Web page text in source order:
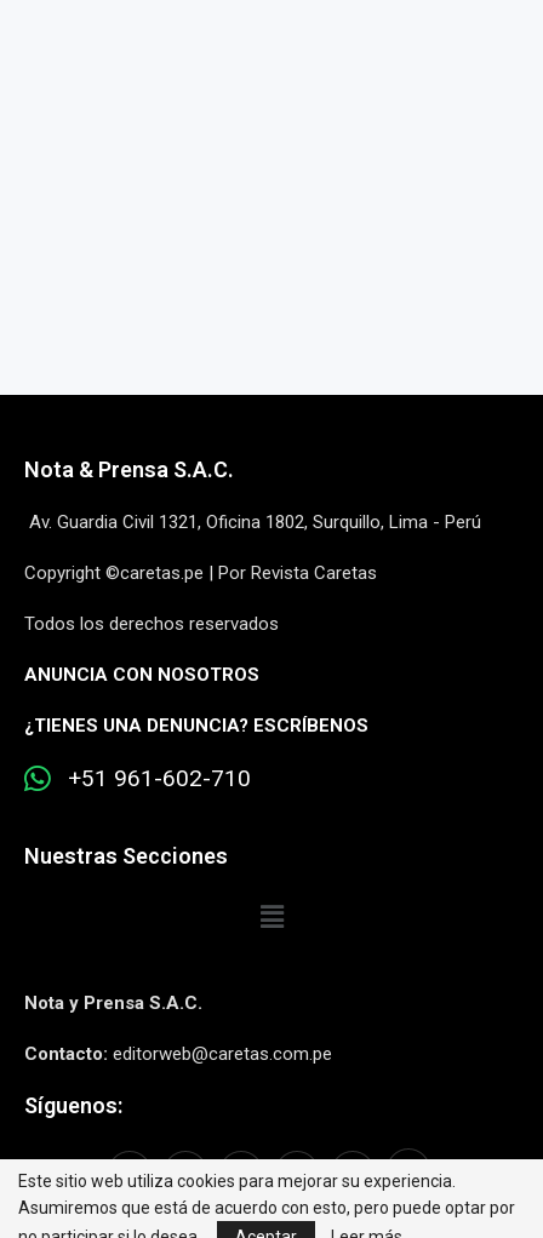
Nota & Prensa S.A.C.
Av. Guardia Civil 1321, Oficina 1802, Surquillo, Lima - Perú
Copyright ©caretas.pe | Por Revista Caretas
Todos los derechos reservados
ANUNCIA CON NOSOTROS
¿TIENES UNA DENUNCIA? ESCRÍBENOS
+51 961-602-710
Nuestras Secciones
Nota y Prensa S.A.C.
Contacto: editorweb@caretas.com.pe
Síguenos:
Este sitio web utiliza cookies para mejorar su experiencia.
Asumiremos que está de acuerdo con esto, pero puede optar por